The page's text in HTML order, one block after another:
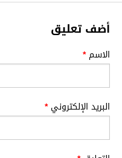
أضف تعليق
الاسم*
البريد الإلكتروني*